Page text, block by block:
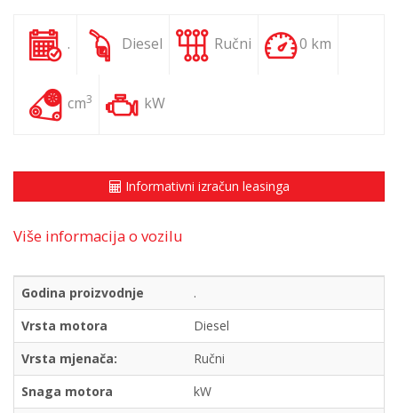
. Diesel Ručni 0 km
cm3 kW
Informativni izračun leasinga
Više informacija o vozilu
Godina proizvodnje
.
Vrsta motora
Diesel
Vrsta mjenača:
Ručni
Snaga motora
kW